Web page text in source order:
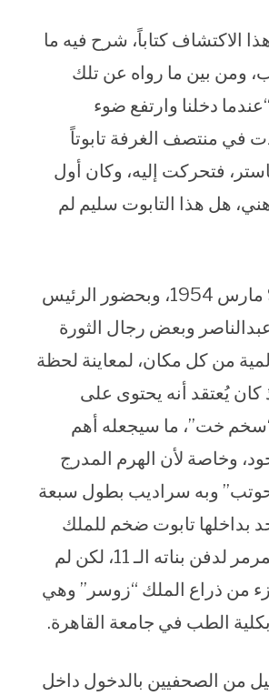
الاكتشاف كتاباً، شرح فيه ما
ومن بين ما رواه عن تلك
دخلنا وارتفع ضوء
في منتصف الغرفة تابوتاً
فتحركت إليه، وكان أول
هل هذا التابوت سليم لم
حتى جاء يوم 9 مارس 1954، وبحضور الرئيس
وبعض رجال الثورة
من كل مكان، لمعاينة لحظة
كان يُعتقد أنه يحتوى على
خت”، ما سيجعله أهم
وخاصة لأن الهرم المدرج
وبه سراديب بطول سبعة
بداخلها تابوت ضخم للملك
وتوابيت من المرمر لدفن بناته الـ 11، لكن لم
من ذراع الملك “زوسر” وهي
الطب في جامعة القاهرة.
من الصحفيين بالدخول داخل